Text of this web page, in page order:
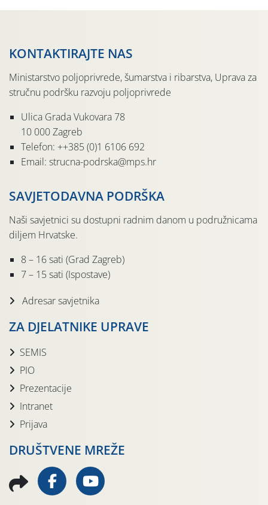
KONTAKTIRAJTE NAS
Ministarstvo poljoprivrede, šumarstva i ribarstva, Uprava za
stručnu podršku razvoju poljoprivrede
Ulica Grada Vukovara 78
10 000 Zagreb
Telefon: ++385 (0)1 6106 692
Email: strucna-podrska@mps.hr
SAVJETODAVNA PODRŠKA
Naši savjetnici su dostupni radnim danom u podružnicama
diljem Hrvatske.
8 – 16 sati (Grad Zagreb)
7 – 15 sati (Ispostave)
Adresar savjetnika
ZA DJELATNIKE UPRAVE
SEMIS
PIO
Prezentacije
Intranet
Prijava
DRUŠTVENE MREŽE